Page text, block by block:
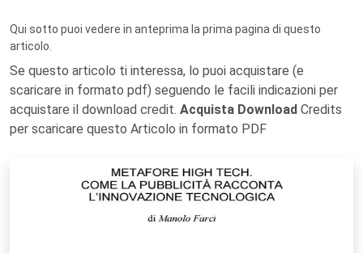
Qui sotto puoi vedere in anteprima la prima pagina di questo
articolo.
Se questo articolo ti interessa, lo puoi acquistare (e
scaricare in formato pdf) seguendo le facili indicazioni per
acquistare il download credit. Acquista Download Credits
per scaricare questo Articolo in formato PDF